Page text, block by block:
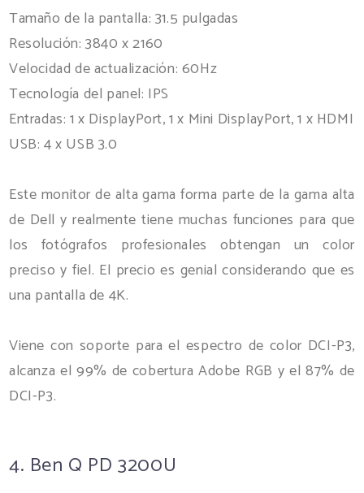
Tamaño de la pantalla: 31.5 pulgadas
Resolución: 3840 x 2160
Velocidad de actualización: 60Hz
Tecnología del panel: IPS
Entradas: 1 x DisplayPort, 1 x Mini DisplayPort, 1 x HDMI
USB: 4 x USB 3.0
Este monitor de alta gama forma parte de la gama alta
de Dell y realmente tiene muchas funciones para que
los fotógrafos profesionales obtengan un color
preciso y fiel. El precio es genial considerando que es
una pantalla de 4K.
Viene con soporte para el espectro de color DCI-P3,
alcanza el 99% de cobertura Adobe RGB y el 87% de
DCI-P3.
4. Ben Q PD 3200U